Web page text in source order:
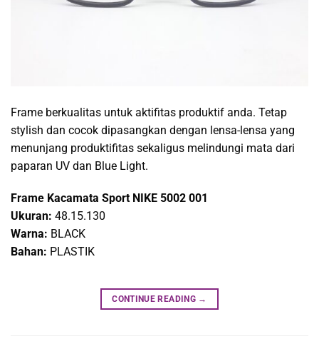
Frame berkualitas untuk aktifitas produktif anda. Tetap
stylish dan cocok dipasangkan dengan lensa-lensa yang
menunjang produktifitas sekaligus melindungi mata dari
paparan UV dan Blue Light.
Frame Kacamata Sport NIKE 5002 001
Ukuran: 48.15.130
Warna: BLACK
Bahan: PLASTIK
CONTINUE READING →